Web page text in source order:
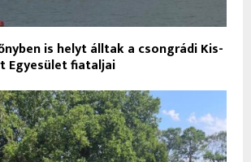
is helyt álltak a csongrádi Kis-
Egyesület fiataljai